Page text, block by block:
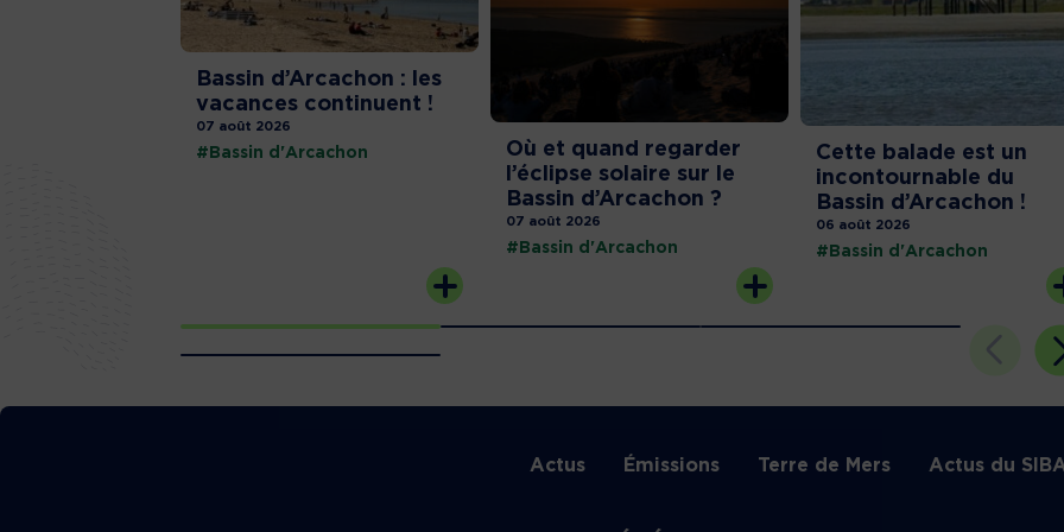
Bassin d’Arcachon : les
vacances continuent !
07 août 2026
#Bassin d'Arcachon
Où et quand regarder
l’éclipse solaire sur le
Bassin d’Arcachon ?
07 août 2026
#Bassin d'Arcachon
Cette balade est un
incontournable du
Bassin d’Arcachon !
06 août 2026
#Bassin d'Arcachon
Actus Émissions Terre de Mers Actus du